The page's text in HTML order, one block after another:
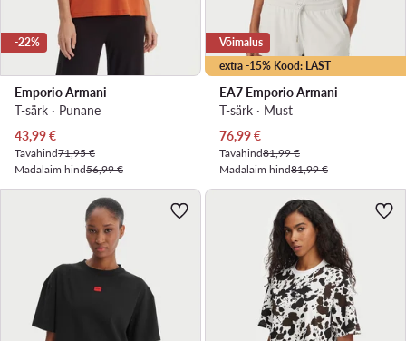
-22%
Emporio Armani
T-särk · Punane
Praegune hind
43,99€
Tavahind71,95 €
Madalaim hind56,99 €
extra -15% Kood: LAST
Võimalus
EA7 Emporio Armani
T-särk · Must
Praegune hind
76,99€
Tavahind81,99 €
Madalaim hind81,99 €